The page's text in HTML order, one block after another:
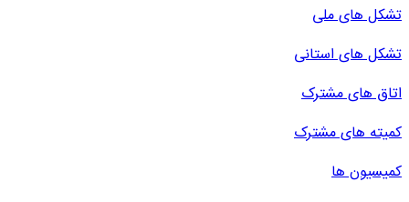
تشکل های ملی
تشکل های استانی
اتاق های مشترک
کمیته های مشترک
کمیسیون ها